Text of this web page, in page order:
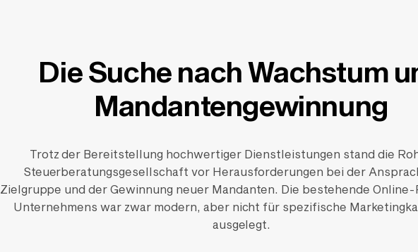
Die Suche nach Wachstum
Mandantengewinnung
Trotz der Bereitstellung hochwertiger Dienstleistungen stand die
Steuerberatungsgesellschaft vor Herausforderungen bei der
Zielgruppe und der Gewinnung neuer Mandanten. Die bestehende Online-
Unternehmens war zwar modern, aber nicht für spezifische
ausgelegt.